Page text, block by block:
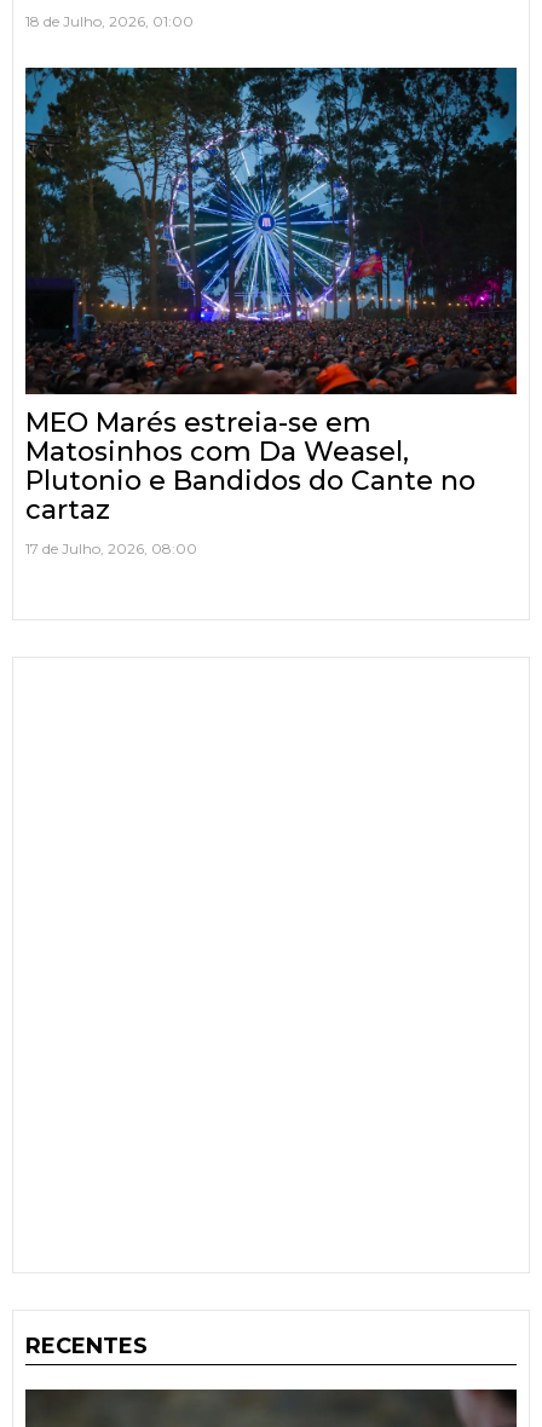
18 de Julho, 2026, 01:00
MEO Marés estreia-se em
Matosinhos com Da Weasel,
Plutonio e Bandidos do Cante no
cartaz
17 de Julho, 2026, 08:00
RECENTES